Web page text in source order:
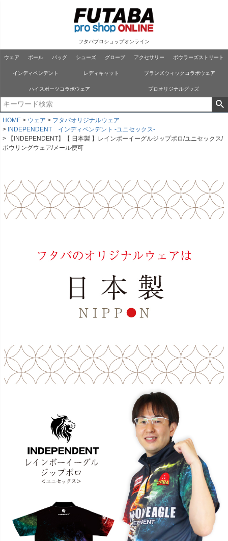
フタバプロショップオンライン
ウェア ボール バッグ シューズ グローブ アクセサリー ボウラーズストリート
インディペンデント レディキャット ブランズウィックコラボウェア
ハイスポーツコラボウェア プロオリジナルグッズ
HOME ウェア
フタバオリジナルウェア
INDEPENDENT インディペンデント -ユニセックス-
【INDEPENDENT】【 日本製 】レインボーイーグルジップポロ/ユニセックス/
ボウリングウェア/メール便可